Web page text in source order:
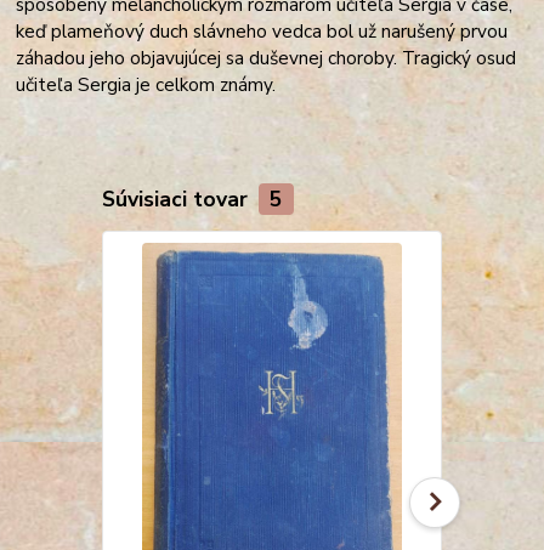
keď plameňový duch slávneho vedca bol už narušený prvou
záhadou jeho objavujúcej sa duševnej choroby. Tragický osud
učiteľa Sergia je celkom známy.
Súvisiaci tovar 5